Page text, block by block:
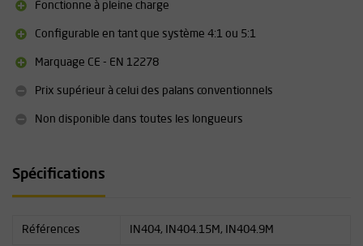
Fonctionne à pleine charge
Configurable en tant que système 4:1 ou 5:1
Marquage CE - EN 12278
Prix supérieur à celui des palans conventionnels
Non disponible dans toutes les longueurs
Spécifications
Références IN404, IN404.15M, IN404.9M